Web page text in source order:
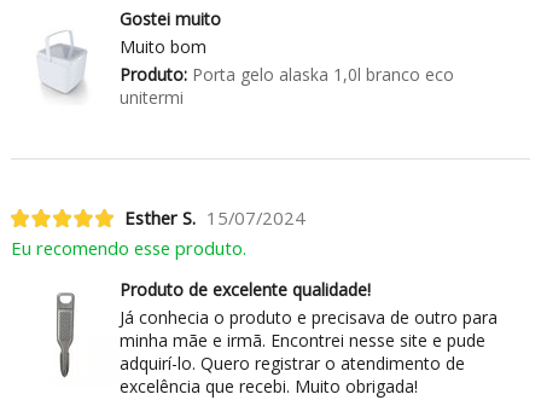
Gostei muito
Muito bom
Produto:Porta gelo alaska 1,0l branco eco
unitermi
Esther S. 15/07/2024
Eu recomendo esse produto.
Produto de excelente qualidade!
Já conhecia o produto e precisava de outro para
minha mãe e irmã. Encontrei nesse site e pude
adquirí-lo. Quero registrar o atendimento de
excelência que recebi. Muito obrigada!